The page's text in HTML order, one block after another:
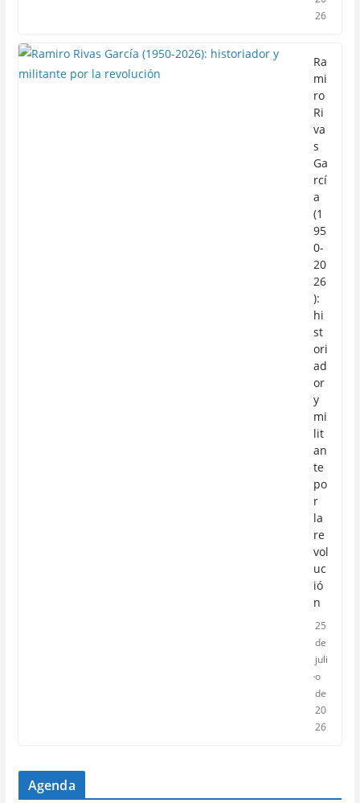
26
Ra
mi
ro
Ri
va
s
Ga
rcí
a
(1
95
0-
20
26
):
hi
st
ori
ad
or
y
mi
lit
an
te
po
r
la
re
vol
uc
ió
n
25
de
juli
o
de
20
26
Agenda